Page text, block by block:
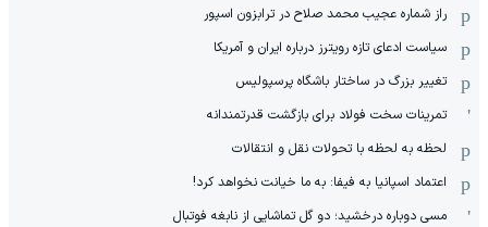
راز شماره عجیب محمد صلاح در ترابزون اسپور
سیاست ادعای تازه رویترز درباره ایران و آمریکا
تغییر بزرگ در ساختار باشگاه پرسپولیس
تمرینات سخت فولاد برای بازگشت قدرتمندانه
لحظه به لحظه با تحولات نقل و انتقالات
اعتماد اسپانیا به فیفا: به ما خیانت نخواهد کرد!
مسی دوباره درخشید؛ دو گل تماشایی از نابغه فوتبال